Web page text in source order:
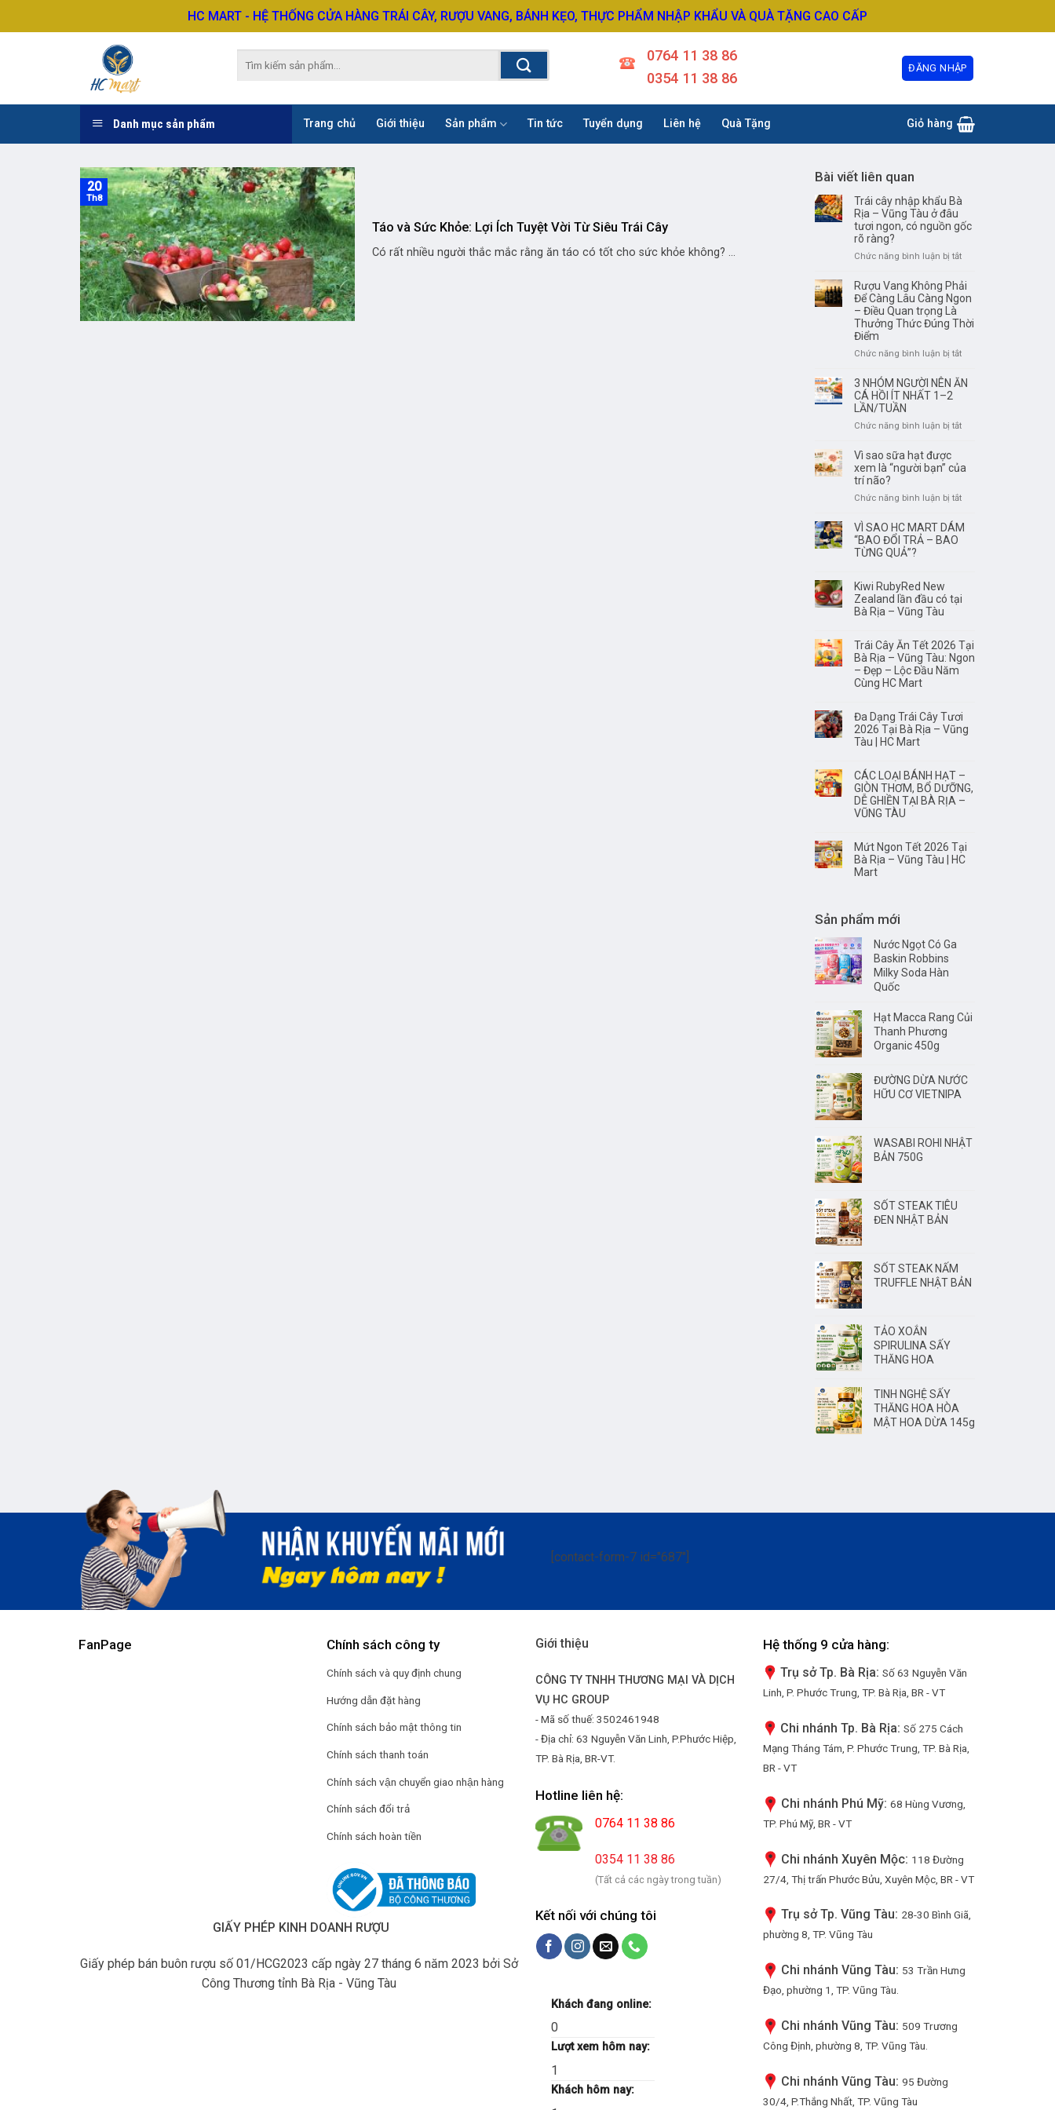
to
HC MART - HỆ THỐNG CỬA HÀNG TRÁI CÂY, RƯỢU VANG, BÁNH KẸO, THỰC PHẨM NHẬP KHẨU VÀ QUÀ TẶNG CAO CẤP
0764 11 38 86
0354 11 38 86
ĐĂNG NHẬP
Danh mục sản phẩm Trang chủ Giới thiệu Sản phẩm Tin tức Tuyển dụng Liên hệ Quà Tặng Giỏ hàng
Táo và Sức Khỏe: Lợi Ích Tuyệt Vời Từ Siêu Trái Cây
Có rất nhiều người thắc mắc rằng ăn táo có tốt cho sức khỏe không? ...
20
Th8
Bài viết liên quan
Trái cây nhập khẩu Bà
Rịa – Vũng Tàu ở đâu
tươi ngon, có nguồn gốc
rõ ràng?
Chức năng bình luận bị tắtở
cây
nhập
Bà
ở
ngon,
gốc
ràng?
Rượu Vang Không Phải
Để Càng Lâu Càng Ngon
– Điều Quan trọng Là
Thưởng Thức Đúng Thời
Điểm
Chức năng bình luận bị tắtở
Vang
Ngon
Điều
trọng
Thời
Điểm
3 NHÓM NGƯỜI NÊN ĂN
CÁ HỒI ÍT NHẤT 1–2
LẦN/TUẦN
Chức năng bình luận bị tắtở
NGƯỜI
ÍT
Vì sao sữa hạt được
xem là “người bạn” của
trí não?
Chức năng bình luận bị tắtở
sao
“người
trí
não?
VÌ SAO HC MART DÁM
“BAO ĐỔI TRẢ – BAO
TỪNG QUẢ”?
Kiwi RubyRed New
Zealand lần đầu có tại
Bà Rịa – Vũng Tàu
Trái Cây Ăn Tết 2026 Tại
Bà Rịa – Vũng Tàu: Ngon
– Đẹp – Lộc Đầu Năm
Cùng HC Mart
Đa Dạng Trái Cây Tươi
2026 Tại Bà Rịa – Vũng
Tàu | HC Mart
CÁC LOẠI BÁNH HẠT –
GIÒN THƠM, BỔ DƯỠNG,
DỄ GHIỀN TẠI BÀ RỊA –
VŨNG TÀU
Mứt Ngon Tết 2026 Tại
Bà Rịa – Vũng Tàu | HC
Mart
Sản phẩm mới
Nước Ngọt Có Ga
Baskin Robbins
Milky Soda Hàn
Quốc
Hạt Macca Rang Củi
Thanh Phương
Organic 450g
ĐƯỜNG DỪA NƯỚC
HỮU CƠ VIETNIPA
WASABI ROHI NHẬT
BẢN 750G
SỐT STEAK TIÊU
ĐEN NHẬT BẢN
SỐT STEAK NẤM
TRUFFLE NHẬT BẢN
TẢO XOẮN
SPIRULINA SẤY
THĂNG HOA
TINH NGHỆ SẤY
THĂNG HOA HÒA
MẬT HOA DỪA 145g
[contact-form-7 id="687"]
FanPage Chính sách công ty
Chính sách và quy định chung
Hướng dẫn đặt hàng
Chính sách bảo mật thông tin
Chính sách thanh toán
Chính sách vận chuyển giao nhận hàng
Chính sách đổi trả
Chính sách hoàn tiền
GIẤY PHÉP KINH DOANH RƯỢU
Giấy phép bán buôn rượu số 01/HCG2023 cấp ngày 27 tháng 6 năm 2023 bởi Sở
Công Thương tỉnh Bà Rịa - Vũng Tàu
Giới thiệu
CÔNG TY TNHH THƯƠNG MẠI VÀ DỊCH
VỤ HC GROUP
- Mã số thuế: 3502461948
- Địa chỉ: 63 Nguyễn Văn Linh, P.Phước Hiệp,
TP. Bà Rịa, BR-VT.
Hotline liên hệ:
0764 11 38 86
0354 11 38 86
(Tất cả các ngày trong tuần)
Kết nối với chúng tôi
Khách đang online:
0
Lượt xem hôm nay:
1
Khách hôm nay:
Hệ thống 9 cửa hàng:
Trụ sở Tp. Bà Rịa:Số 63 Nguyễn Văn
Linh, P. Phước Trung, TP. Bà Rịa, BR - VT
Chi nhánh Tp. Bà Rịa:Số 275 Cách
Mạng Tháng Tám, P. Phước Trung, TP. Bà Rịa,
BR - VT
Chi nhánh Phú Mỹ:68 Hùng Vương,
TP. Phú Mỹ, BR - VT
Chi nhánh Xuyên Mộc: 118 Đường
27/4, Thị trấn Phước Bửu, Xuyên Mộc, BR - VT
Trụ sở Tp. Vũng Tàu: 28-30 Bình Giã,
phường 8, TP. Vũng Tàu
Chi nhánh Vũng Tàu: 53 Trần Hưng
Đạo, phường 1, TP. Vũng Tàu.
Chi nhánh Vũng Tàu: 509 Trương
Công Định, phường 8, TP. Vũng Tàu.
Chi nhánh Vũng Tàu:95 Đường
30/4, P.Thắng Nhất, TP. Vũng Tàu